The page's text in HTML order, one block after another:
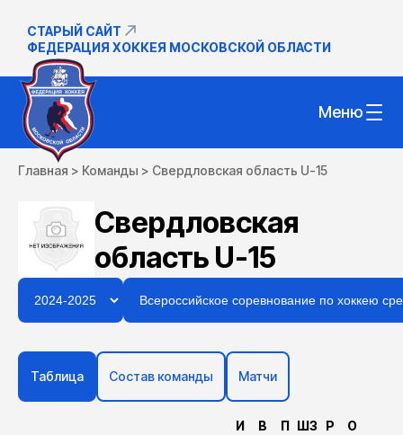
СТАРЫЙ САЙТ
ФЕДЕРАЦИЯ ХОККЕЯ МОСКОВСКОЙ ОБЛАСТИ
Меню
Главная > Команды > Свердловская область U-15
Свердловская
область U-15
Таблица Состав команды Матчи
И В П ШЗ Р О